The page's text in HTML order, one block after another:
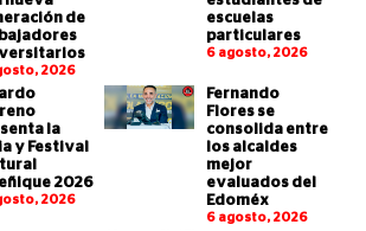
de
2026
escuelas
particulares
6 agosto, 2026
la
y Festival
2026
2026
Fernando
Flores se
consolida entre
los alcaldes
mejor
evaluados del
Edoméx
6 agosto, 2026